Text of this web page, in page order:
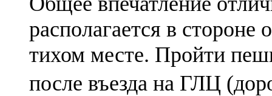
располагается в стороне
тихом месте. Пройти
после въезда на ГЛЦ